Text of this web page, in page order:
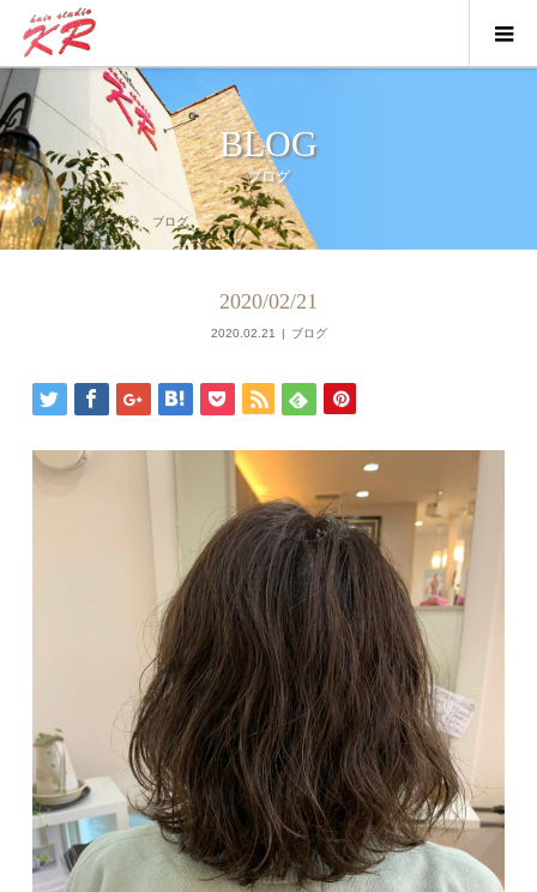
BLOG
ブログ
ブログ ブログ
2020/02/21
2020.02.21 ブログ